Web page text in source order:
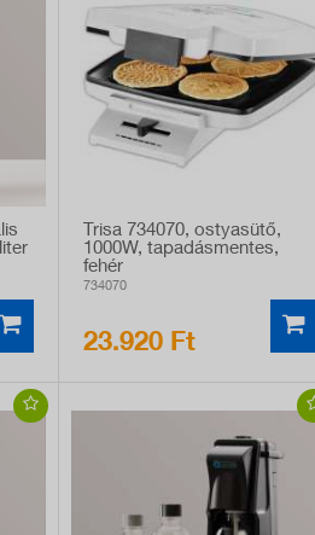
Trisa 734070, ostyasütő,
1000W, tapadásmentes,
fehér
734070
23.920 Ft